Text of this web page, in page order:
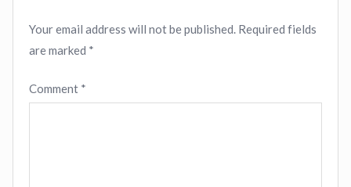
Your email address will not be published. Required fields
are marked *
Comment *